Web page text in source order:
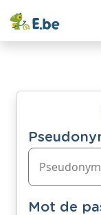
Mot de